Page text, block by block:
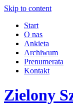
Skip to content
Start
O nas
Ankieta
Archiwum
Prenumerata
Kontakt
Zielony